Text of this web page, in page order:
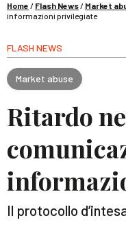
Home / Flash News/ Market
informazioni privilegiate
FLASH NEWS
Market abuse
Ritardo
Il protocollo